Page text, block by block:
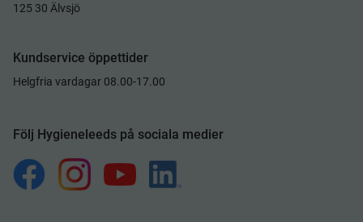
125 30 Älvsjö
Kundservice öppettider
Helgfria vardagar 08.00-17.00
Följ Hygieneleeds på sociala medier